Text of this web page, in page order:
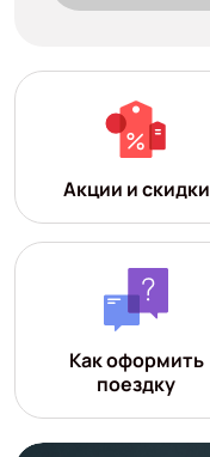
Акции и скидки
Как оформить
поездку